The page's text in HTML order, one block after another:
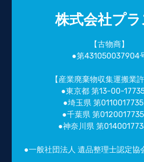
株式会社プラ
【古物商】
●第431050037904
【産業廃棄物収集運搬業許
●東京都 第13-00-
●埼玉県 第
●千葉県 第
●神奈川県 第
●一般社団法人 遺品整理士認定協